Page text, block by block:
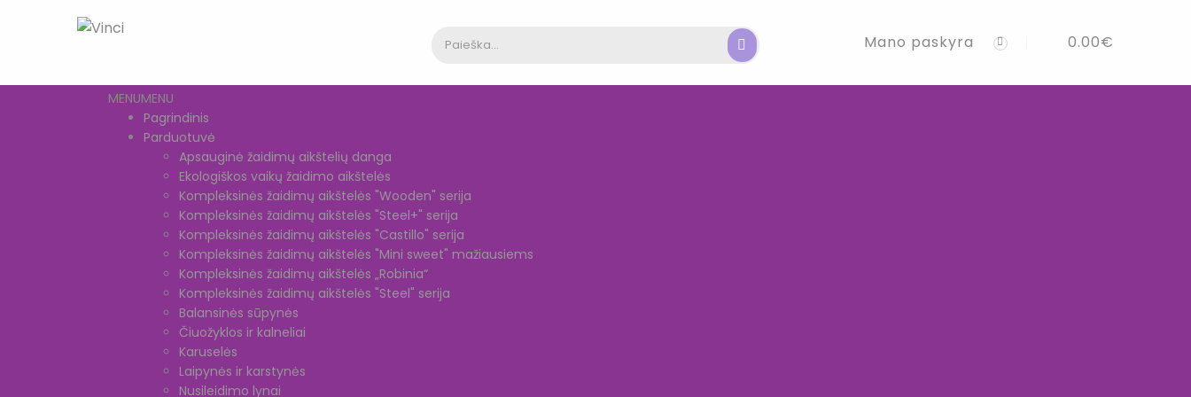
0.00€
Mano paskyra
MENUMENU
Pagrindinis
Parduotuvė
Apsauginė žaidimų aikštelių danga
Ekologiškos vaikų žaidimo aikštelės
Kompleksinės žaidimų aikštelės "Wooden" serija
Kompleksinės žaidimų aikštelės "Steel+" serija
Kompleksinės žaidimų aikštelės "Castillo" serija
Kompleksinės žaidimų aikštelės "Mini sweet" mažiausiems
Kompleksinės žaidimų aikštelės „Robinia“
Kompleksinės žaidimų aikštelės "Steel" serija
Balansinės sūpynės
Čiuožyklos ir kalneliai
Karuselės
Laipynės ir karstynės
Nusileidimo lynai